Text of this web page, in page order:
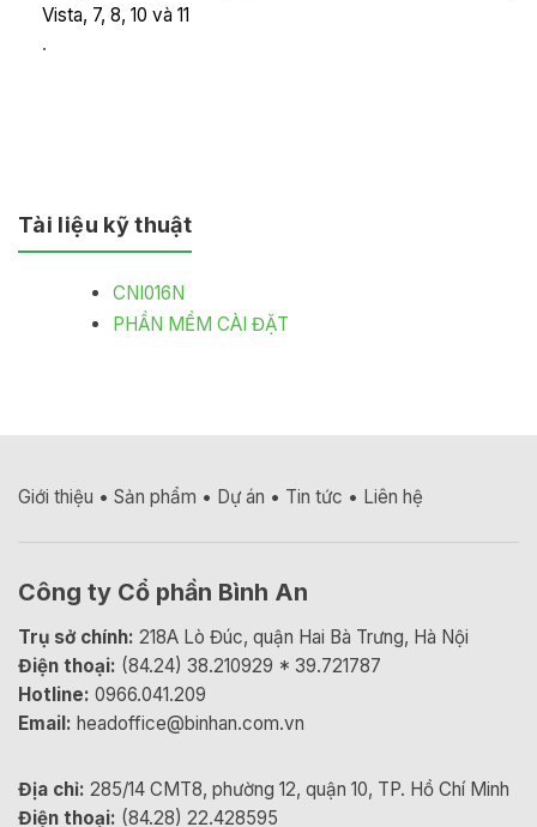
Vista, 7, 8, 10 và 11
.
Tài liệu kỹ thuật
CNI016N
PHẦN MỀM CÀI ĐẶT
Giới thiệu • Sản phẩm • Dự án • Tin tức • Liên hệ
Công ty Cổ phần Bình An
Trụ sở chính: 218A Lò Đúc, quận Hai Bà Trưng, Hà Nội
Điện thoại: (84.24) 38.210929 * 39.721787
Hotline: 0966.041.209
Email: headoffice@binhan.com.vn
Địa chỉ: 285/14 CMT8, phường 12, quận 10, TP. Hồ Chí Minh
Điện thoại: (84.28) 22.428595